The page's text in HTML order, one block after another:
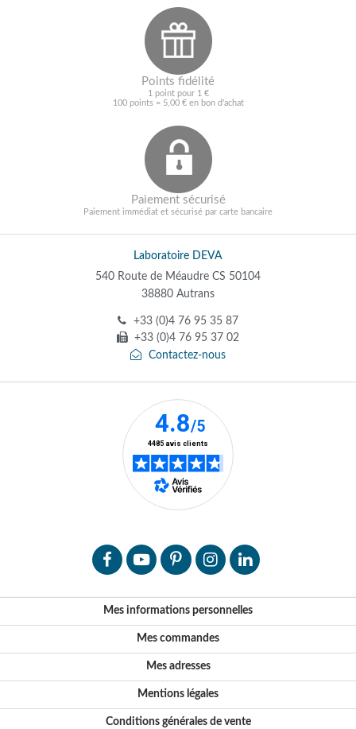
Points fidélité
1 point pour 1 €
100 points = 5,00 € en bon d'achat
Paiement sécurisé
Paiement immédiat et sécurisé par carte bancaire
Laboratoire DEVA
540 Route de Méaudre CS 50104
38880 Autrans
+33 (0)4 76 95 35 87
+33 (0)4 76 95 37 02
Contactez-nous
Mes informations personnelles
Mes commandes
Mes adresses
Mentions légales
Conditions générales de vente